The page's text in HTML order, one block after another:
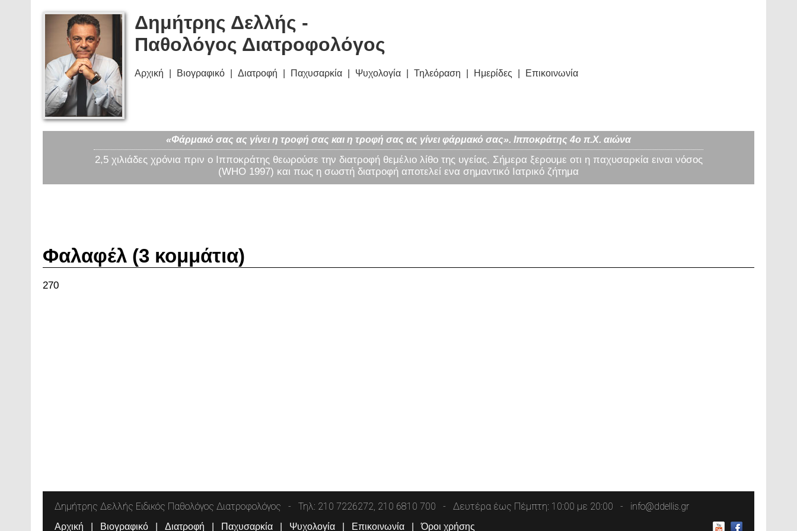
Δημήτρης Δελλής -
Παθολόγος Διατροφολόγος
Αρχική Βιογραφικό Διατροφή Παχυσαρκία Ψυχολογία Τηλεόραση Ημερίδες Επικοινωνία
«Φάρμακό σας ας γίνει η τροφή σας και η τροφή σας ας γίνει φάρμακό σας». Ιπποκράτης 4ο π.Χ. αιώνα
2,5 χιλιάδες χρόνια πριν ο Ιπποκράτης θεωρούσε την διατροφή θεμέλιο λίθο της υγείας. Σήμερα ξερουμε οτι η παχυσαρκία ειναι νόσος
(WHO 1997) και πως η σωστή διατροφή αποτελεί ενα σημαντικό Ιατρικό ζήτημα
Φαλαφέλ (3 κομμάτια)
270
Δημήτρης Δελλής Ειδικός Παθολόγος Διατροφολόγος Τηλ: 210 7226272, 210 6810 700 Δευτέρα έως Πέμπτη: 10:00 με 20:00 info@ddellis.gr
Αρχική Βιογραφικό Διατροφή Παχυσαρκία Ψυχολογία Επικοινωνία Όροι χρήσης